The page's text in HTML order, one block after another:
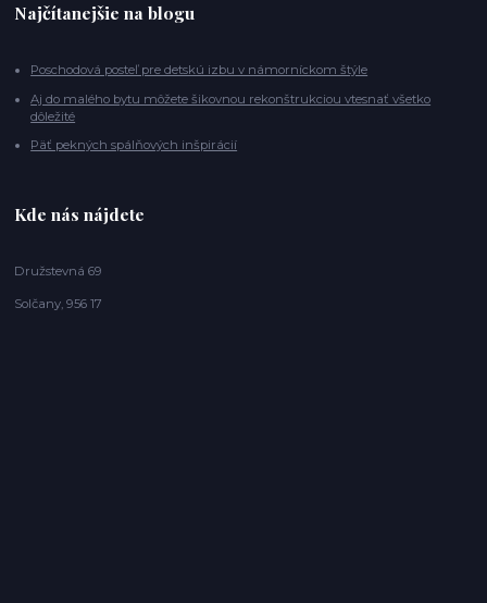
Najčítanejšie na blogu
Poschodová posteľ pre detskú izbu v námorníckom štýle
Aj do malého bytu môžete šikovnou rekonštrukciou vtesnať všetko
dôležité
Päť pekných spálňových inšpirácií
Kde nás nájdete
Družstevná 69
Solčany, 956 17